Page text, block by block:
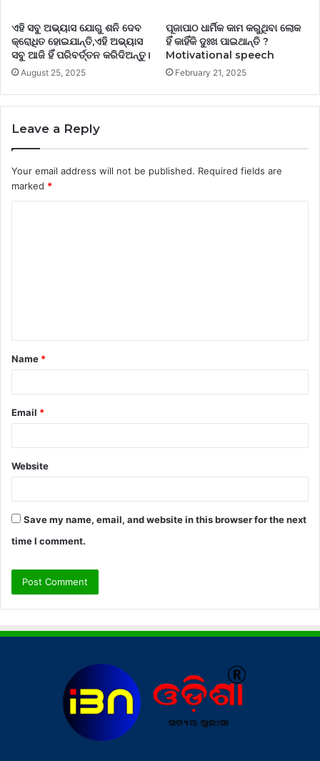
ଏହି ସବୁ ଅଭ୍ୟାସ ଯୋଗୁ ଶନି ଦେବ
କ୍ରୋଧିତ ହୋଇଯାନ୍ତି,ଏହି ଅଭ୍ୟାସ
ସବୁ ଆଜି ହିଁ ପରିବର୍ତ୍ତନ କରିଦିଅନ୍ତୁ।
August 25, 2025
ପୂଜାପାଠ ଧାର୍ମିକ କାମ କରୁଥିବା ଲୋକ
ହିଁ କାହିଁକି ଦୁଃଖ ପାଇଥାନ୍ତି ?
Motivational speech
February 21, 2025
Leave a Reply
Your email address will not be published. Required fields are
marked *
t
*
Name *
Email *
Website
Save my name, email, and website in this browser for the next
time I comment.